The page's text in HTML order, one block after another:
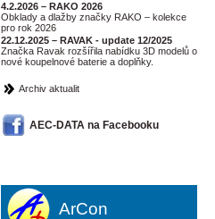
4.2.2026 – RAKO 2026
Obklady a dlažby značky RAKO – kolekce
pro rok 2026
22.12.2025 – RAVAK - update 12/2025
Značka Ravak rozšířila nabídku 3D modelů o
nové koupelnové baterie a doplňky.
Archiv aktualit
AEC-DATA na Facebooku
ArCon